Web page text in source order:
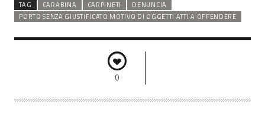
TAG
CARABINA CARPINETI
DENUNCIA
PORTO SENZA GIUSTIFICATO MOTIVO DI OGGETTI ATTI A OFFENDERE
0